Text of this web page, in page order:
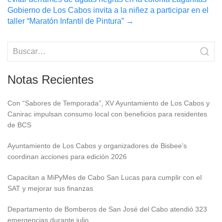
navigation
Gobierno de Los Cabos invita a la niñez a participar en el
taller “Maratón Infantil de Pintura” →
Notas Recientes
Con “Sabores de Temporada”, XV Ayuntamiento de Los Cabos y
Canirac impulsan consumo local con beneficios para residentes
de BCS
Ayuntamiento de Los Cabos y organizadores de Bisbee’s
coordinan acciones para edición 2026
Capacitan a MiPyMes de Cabo San Lucas para cumplir con el
SAT y mejorar sus finanzas
Departamento de Bomberos de San José del Cabo atendió 323
emergencias durante julio